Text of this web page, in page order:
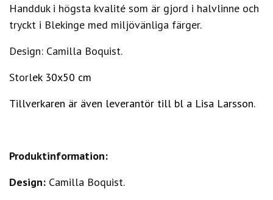
Handduk i högsta kvalité som är gjord i halvlinne och
tryckt i Blekinge med miljövänliga färger.
Design: Camilla Boquist.
Storlek 30x50 cm
Tillverkaren är även leverantör till bl a Lisa Larsson.
Produktinformation:
Design: Camilla Boquist.